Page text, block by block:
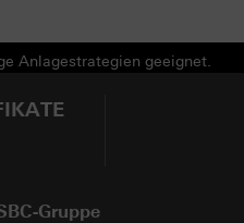
Anlagestrategien geeignet.
Gruppe